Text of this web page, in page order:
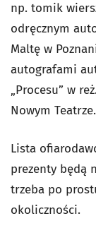
np. tomik
odręcznym
Maltę w
autografami
„Procesu” w
Nowym Teatrze.
Lista
prezenty będą
trzeba po
okoliczności.